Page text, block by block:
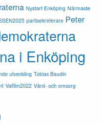
Nystart Enköping Närmaste
partisekreterare Peter
i Enköping
utveckling Tobias Baudin
Valfilm2022 Vård- och omsorg